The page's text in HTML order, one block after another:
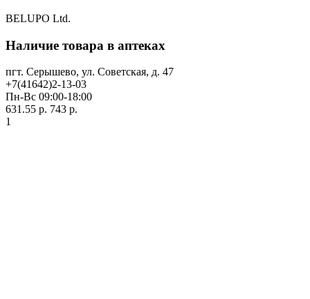
BELUPO Ltd.
Наличие товара в аптеках
пгт. Серышево, ул. Советская, д. 47
+7(41642)2-13-03
Пн-Вс 09:00-18:00
631.55 р. 743 р.
1